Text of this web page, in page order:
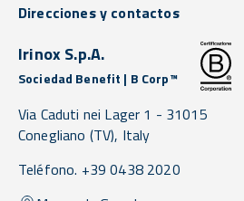
Direcciones y contactos
Irinox S.p.A.
Sociedad Benefit | B Corp™
Via Caduti nei Lager 1 - 31015
Conegliano (TV), Italy
Teléfono. +39 0438 2020